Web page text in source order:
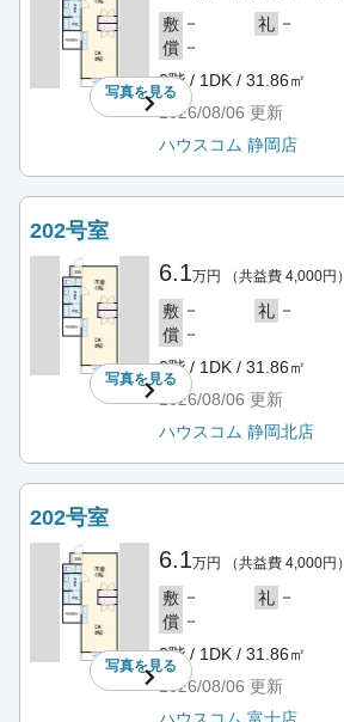
写真を見る
敷 － 礼 －
償 －
2階 / 1DK / 31.86㎡
2026/08/06 更新
ハウスコム 静岡店
202号室
写真を見る
6.1万円 （共益費 4,000円）
敷 － 礼 －
償 －
2階 / 1DK / 31.86㎡
2026/08/06 更新
ハウスコム 静岡北店
202号室
写真を見る
6.1万円 （共益費 4,000円）
敷 － 礼 －
償 －
2階 / 1DK / 31.86㎡
2026/08/06 更新
ハウスコム 富士店